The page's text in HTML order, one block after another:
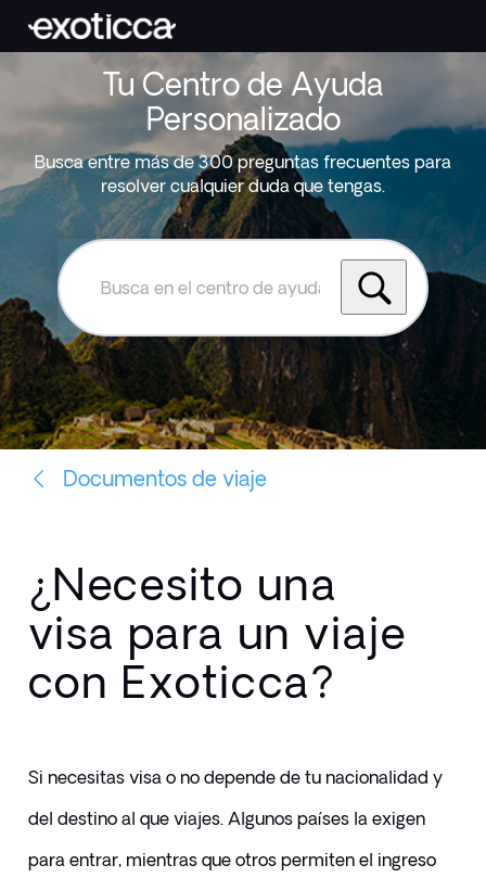
Tu Centro de Ayuda
Personalizado
Busca entre más de 300 preguntas frecuentes para
resolver cualquier duda que tengas.
Busca
el
centro
de
ayuda
de
Exoticca
Documentos de viaje
¿Necesito una
visa para un viaje
con Exoticca?
Si necesitas visa o no depende de tu nacionalidad y
del destino al que viajes. Algunos países la exigen
para entrar, mientras que otros permiten el ingreso